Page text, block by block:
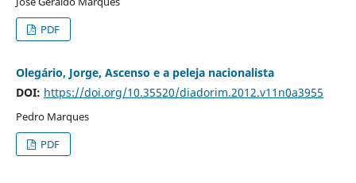
PDF
Olegário, Jorge, Ascenso e a peleja nacionalista
DOI: https://doi.org/10.35520/diadorim.2012.v11n0a3955
Pedro Marques
PDF